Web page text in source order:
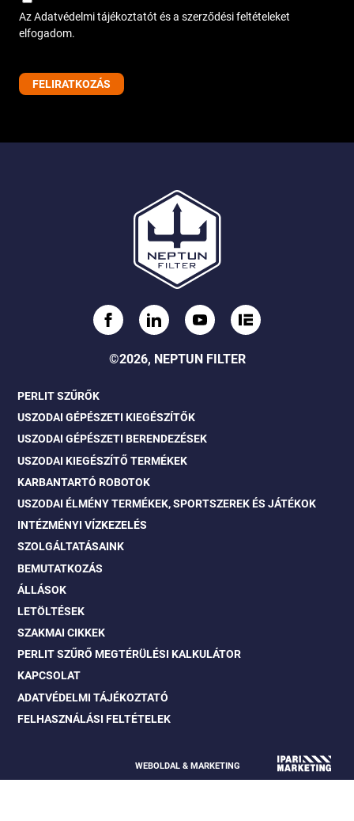
Az Adatvédelmi tájékoztatót és a szerződési feltételeket
elfogadom.
©2026, NEPTUN FILTER
PERLIT SZŰRŐK
USZODAI GÉPÉSZETI KIEGÉSZÍTŐK
USZODAI GÉPÉSZETI BERENDEZÉSEK
USZODAI KIEGÉSZÍTŐ TERMÉKEK
KARBANTARTÓ ROBOTOK
USZODAI ÉLMÉNY TERMÉKEK, SPORTSZEREK ÉS JÁTÉKOK
INTÉZMÉNYI VÍZKEZELÉS
SZOLGÁLTATÁSAINK
BEMUTATKOZÁS
ÁLLÁSOK
LETÖLTÉSEK
SZAKMAI CIKKEK
PERLIT SZŰRŐ MEGTÉRÜLÉSI KALKULÁTOR
KAPCSOLAT
ADATVÉDELMI TÁJÉKOZTATÓ
FELHASZNÁLÁSI FELTÉTELEK
WEBOLDAL & MARKETING